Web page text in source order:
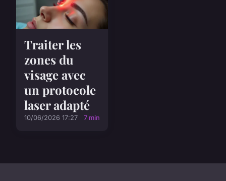
Traiter les
zones du
visage avec
un protocole
laser adapté
10/06/2026 17:27 7 min